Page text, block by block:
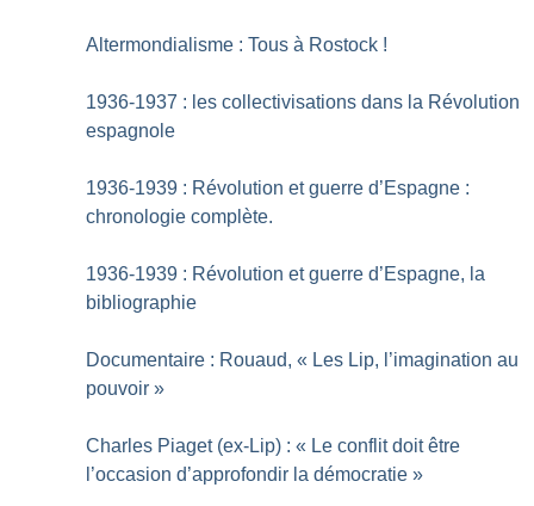
Altermondialisme : Tous à Rostock !
1936-1937 : les collectivisations dans la Révolution
espagnole
1936-1939 : Révolution et guerre d’Espagne :
chronologie complète.
1936-1939 : Révolution et guerre d’Espagne, la
bibliographie
Documentaire : Rouaud, « Les Lip, l’imagination au
pouvoir »
Charles Piaget (ex-Lip) : « Le conflit doit être
l’occasion d’approfondir la démocratie »